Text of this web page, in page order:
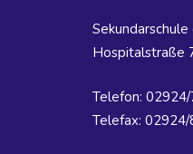
Hospitalstraße
Telefon:
Telefax: